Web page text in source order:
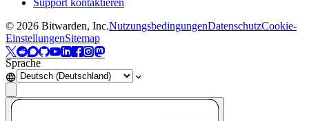
Support kontaktieren
© 2026 Bitwarden, Inc.NutzungsbedingungenDatenschutzCookie-
EinstellungenSitemap
Sprache